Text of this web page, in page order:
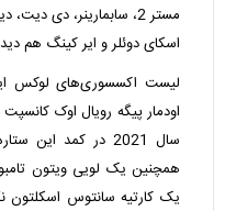
مستر 2، سابمارینر، دی
اسکای دوئلر و ایر کینگ هم
‫لیست اکسسوری‌های لوکس
اودمار پیگه رویال اوک
سال 2021 در کمد
همچنین یک لویی ویتون
یک کارتیه سانتوس اسکلتون